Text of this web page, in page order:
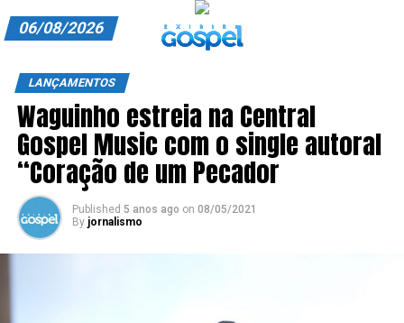
ANUNCIE CONOSCO
ASSINE
CARRINHO
EDITORIAL
06/08/2026
LANÇAMENTOS
Waguinho estreia na Central
Gospel Music com o single autoral
“Coração de um Pecador
Published 5 anos ago on 08/05/2021
By jornalismo